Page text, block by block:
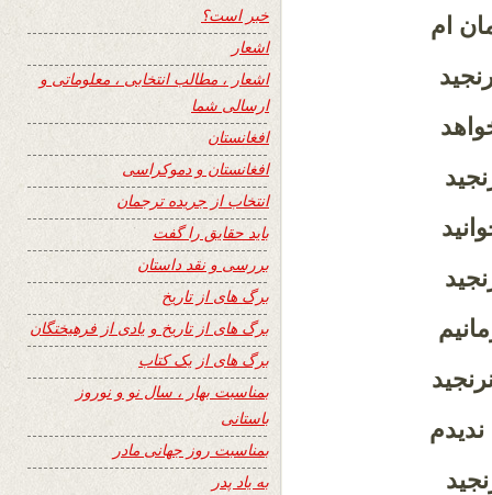
ام
خبر است؟
اشعار
اشعار ، مطالب انتخابی ، معلوماتی و
ارسالی شما
افغانستان
افغانستان و دموکراسی
انتخاب از جریده ترجمان
باید حقایق را گفت
بررسی و نقد داستان
برگ های از تاریخ
برگ های از تاریخ و یادی از فرهیختگان
برگ های از یک کتاب
بمناسبت بهار ، سال نو و نوروز
باستانی
بمناسبت روز جهانی مادر
به یاد پدر